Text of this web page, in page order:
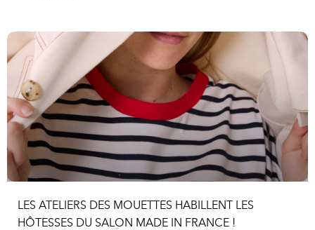
LES ATELIERS DES MOUETTES HABILLENT LES
HÔTESSES DU SALON MADE IN FRANCE !